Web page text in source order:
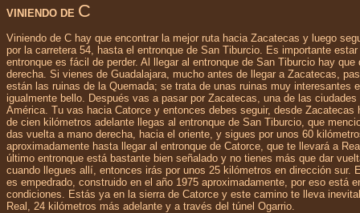
VINIENDO DE C
Viniendo de C hay que encontrar la mejor ruta hacia Zacatecas y luego
por la carretera 54, hasta el entronque de San Tiburcio. Es importante
entronque es fácil de perder. Al llegar al entronque de San Tiburcio hay que
derecha. Si vienes de Guadalajara, mucho antes de llegar a Zacatecas,
están las ruinas de la Quemada; se trata de unas ruinas muy interesantes
igualmente bello. Después vas a pasar por Zacatecas, una de las
América. Tu vas hacia Catorce y entonces debes seguir, desde Zacatecas
de cien kilómetros adelante llegas al entronque de San Tiburcio, que
das vuelta a mano derecha, hacia el oriente, y sigues por unos 60
aproximadamente hasta llegar al entronque de Catorce, que te llevará a
último entronque está bastante bien señalado y no tienes más que dar
cuando llegues allí, entonces irás por unos 25 kilómetros en dirección sur.
es empedrado, construido en el año 1975 aproximadamente, por eso está
condiciones. Estás ya en la sierra de Catorce y este camino te lleva
Real, 24 kilómetros más adelante y a través del túnel Ogarrio.